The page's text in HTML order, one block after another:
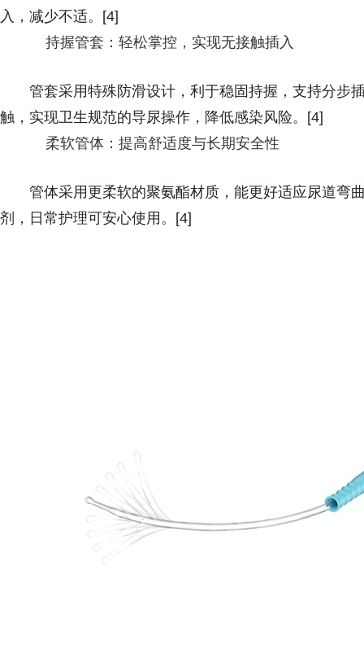
入，减少不适。[4]
持握管套：轻松掌控，实现无接触插入
管套采用特殊防滑设计，利于稳固持握，支持分步
触，实现卫生规范的导尿操作，降低感染风险。[4]
柔软管体：提高舒适度与长期安全性
管体采用更柔软的聚氨酯材质，能更好适应尿道弯
剂，日常护理可安心使用。[4]